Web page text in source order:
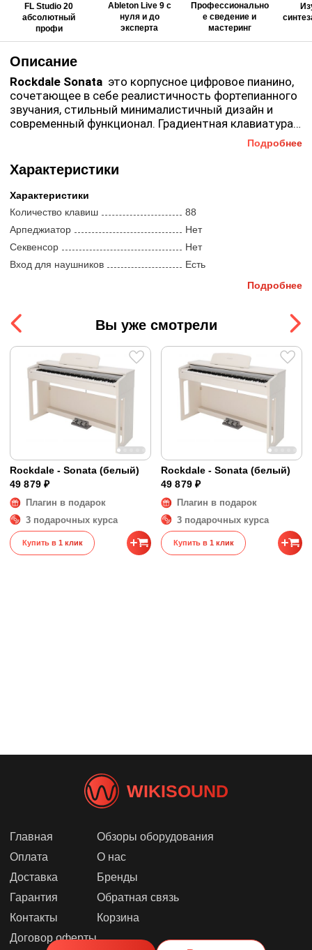
FL Studio 20
абсолютный
профи
Ableton Live 9 с
нуля и до
эксперта
Профессионально
е сведение и
мастеринг
Описание
Rockdale Sonata это корпусное цифровое пианино,
сочетающее в себе реалистичность фортепианного
звучания, стильный минималистичный дизайн и
современный функционал. Градиентная клавиатура,
акустического рояля обеспечивает реалистичный
отклик клавиш, а эргономичное расположение
элементов управления позволяет полностью
сосредоточиться на исполнении. Инструмент
подойдет, как начинающим, так и опытным
Подробнее
Характеристики
Характеристики
Количество клавиш
88
Арпеджиатор
Нет
Секвенсор
Нет
Вход для наушников
Есть
Полифония
Порты
USB
Размеры и вес
Размеры
39 x 51,2 x 147,5 см
Подробнее
Вы уже смотрели
Rockdale - Sonata (белый)
49 879 ₽
Плагин в подарок
3 подарочных курса
Купить в 1 клик
Rockdale - Sonata (белый)
49 879 ₽
Плагин в подарок
3 подарочных курса
Купить в 1 клик
WIKISOUND
Главная
Оплата
Доставка
Гарантия
Контакты
Договор оферты
Обзоры оборудования
О нас
Бренды
Обратная связь
Корзина